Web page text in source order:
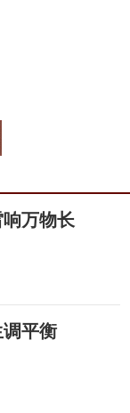
万物长
平衡